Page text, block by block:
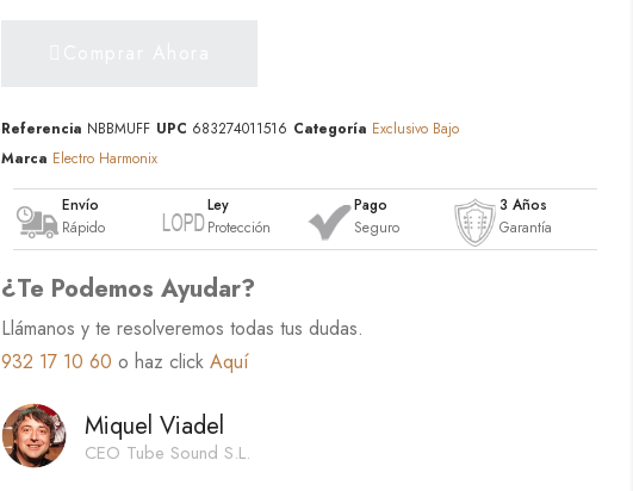
Referencia NBBMUFF UPC 683274011516 Categoría Exclusivo Bajo
Marca Electro Harmonix
Envío
Rápido
Ley
Protección
Pago
Seguro
3 Años
Garantía
¿Te Podemos Ayudar?
Llámanos y te resolveremos todas tus dudas.
932 17 10 60 o haz clickAquí
Miquel Viadel
CEO Tube Sound S.L.